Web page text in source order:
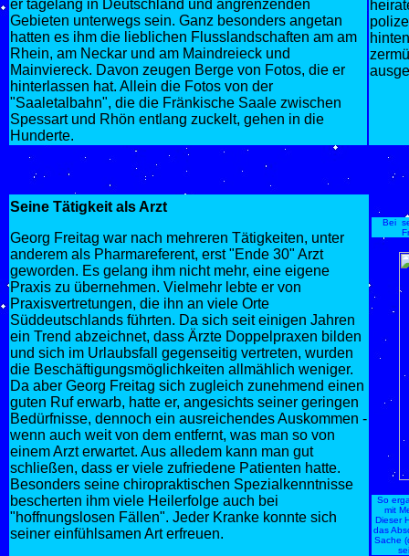
er tagelang in Deutschland und angrenzenden
Gebieten unterwegs sein. Ganz besonders angetan
hatten es ihm die lieblichen Flusslandschaften am am
Rhein, am Neckar und am Maindreieck und
Mainviereck. Davon zeugen Berge von Fotos, die er
hinterlassen hat. Allein die Fotos von der
"Saaletalbahn", die die Fränkische Saale zwischen
Spessart und Rhön entlang zuckelt, gehen in die
Hunderte.
Seine Tätigkeit als Arzt
Georg Freitag war nach mehreren Tätigkeiten, unter
anderem als Pharmareferent, erst "Ende 30" Arzt
geworden. Es gelang ihm nicht mehr, eine eigene
Praxis zu übernehmen. Vielmehr lebte er von
Praxisvertretungen, die ihn an viele Orte
Süddeutschlands führten. Da sich seit einigen Jahren
ein Trend abzeichnet, dass Ärzte Doppelpraxen bilden
und sich im Urlaubsfall gegenseitig vertreten, wurden
die Beschäftigungsmöglichkeiten allmählich weniger.
Da aber Georg Freitag sich zugleich zunehmend einen
guten Ruf erwarb, hatte er, angesichts seiner geringen
Bedürfnisse, dennoch ein ausreichendes Auskommen -
wenn auch weit von dem entfernt, was man so von
einem Arzt erwartet. Aus alledem kann man gut
schließen, dass er viele zufriedene Patienten hatte.
Besonders seine chiropraktischen Spezialkenntnisse
bescherten ihm viele Heilerfolge auch bei
"hoffnungslosen Fällen". Jeder Kranke konnte sich
seiner einfühlsamen Art erfreuen.
Bei
So
mit
Dieser
das
Sache